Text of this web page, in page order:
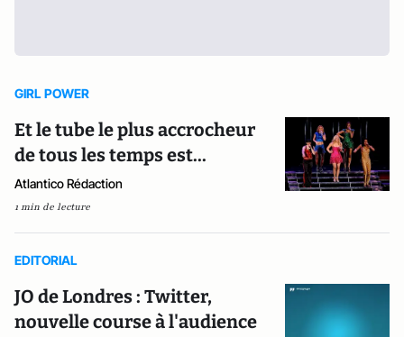
GIRL POWER
Et le tube le plus accrocheur
de tous les temps est...
Atlantico Rédaction
1 min de lecture
EDITORIAL
JO de Londres : Twitter,
nouvelle course à l'audience